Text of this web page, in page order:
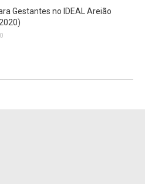
Gestantes no IDEAL Areião